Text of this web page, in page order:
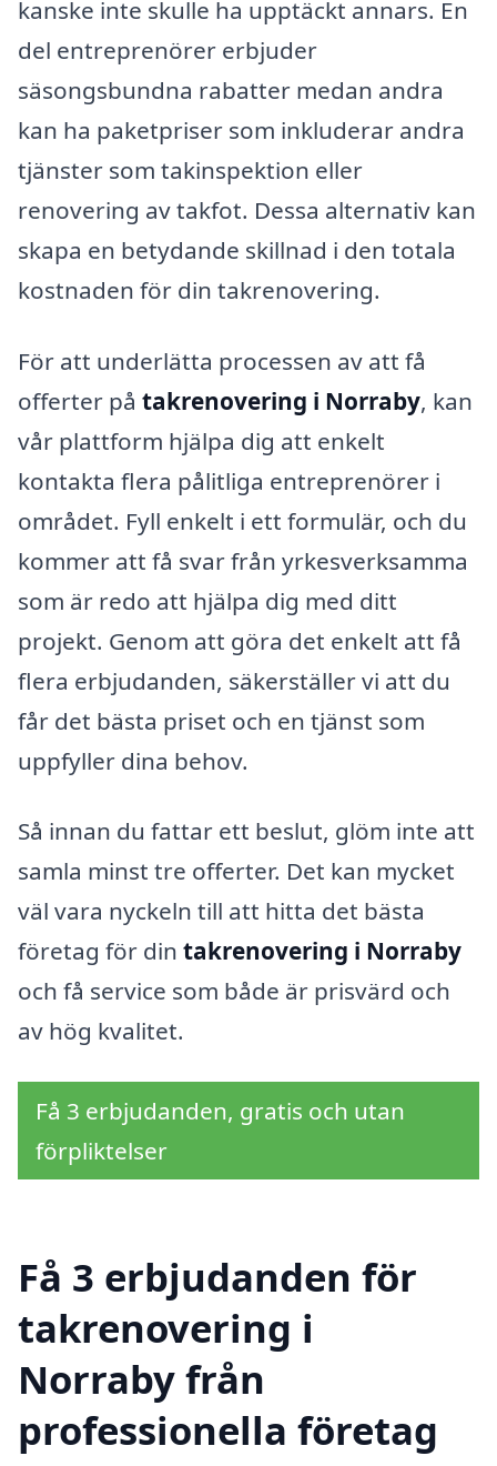
kanske inte skulle ha upptäckt annars. En
del entreprenörer erbjuder
säsongsbundna rabatter medan andra
kan ha paketpriser som inkluderar andra
tjänster som takinspektion eller
renovering av takfot. Dessa alternativ kan
skapa en betydande skillnad i den totala
kostnaden för din takrenovering.
För att underlätta processen av att få
offerter på takrenovering i Norraby, kan
vår plattform hjälpa dig att enkelt
kontakta flera pålitliga entreprenörer i
området. Fyll enkelt i ett formulär, och du
kommer att få svar från yrkesverksamma
som är redo att hjälpa dig med ditt
projekt. Genom att göra det enkelt att få
flera erbjudanden, säkerställer vi att du
får det bästa priset och en tjänst som
uppfyller dina behov.
Så innan du fattar ett beslut, glöm inte att
samla minst tre offerter. Det kan mycket
väl vara nyckeln till att hitta det bästa
företag för din takrenovering i Norraby
och få service som både är prisvärd och
av hög kvalitet.
Få 3 erbjudanden, gratis och utan
förpliktelser
Få 3 erbjudanden för
takrenovering i
Norraby från
professionella företag